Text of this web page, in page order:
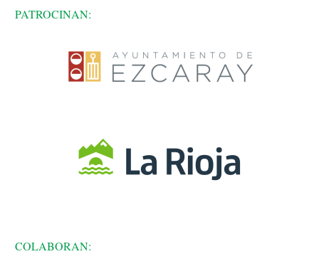
PATROCINAN:
COLABORAN: